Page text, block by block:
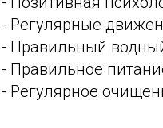
- Регулярные
- Правильный
- Правильное
- Регулярное